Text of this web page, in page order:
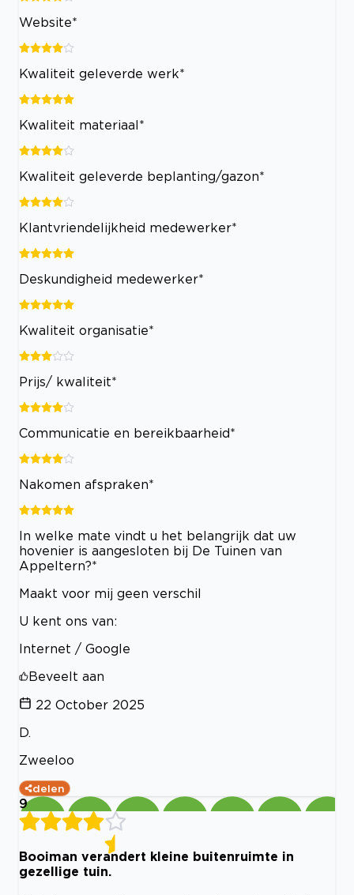
Website*
Kwaliteit geleverde werk*
Kwaliteit materiaal*
Kwaliteit geleverde beplanting/gazon*
Klantvriendelijkheid medewerker*
Deskundigheid medewerker*
Kwaliteit organisatie*
Prijs/ kwaliteit*
Communicatie en bereikbaarheid*
Nakomen afspraken*
In welke mate vindt u het belangrijk dat uw
hovenier is aangesloten bij De Tuinen van
Appeltern?*
Maakt voor mij geen verschil
U kent ons van:
Internet / Google
Beveelt aan
22 October 2025
D.
Zweeloo
delen
9
Booiman verandert kleine buitenruimte in
gezellige tuin.